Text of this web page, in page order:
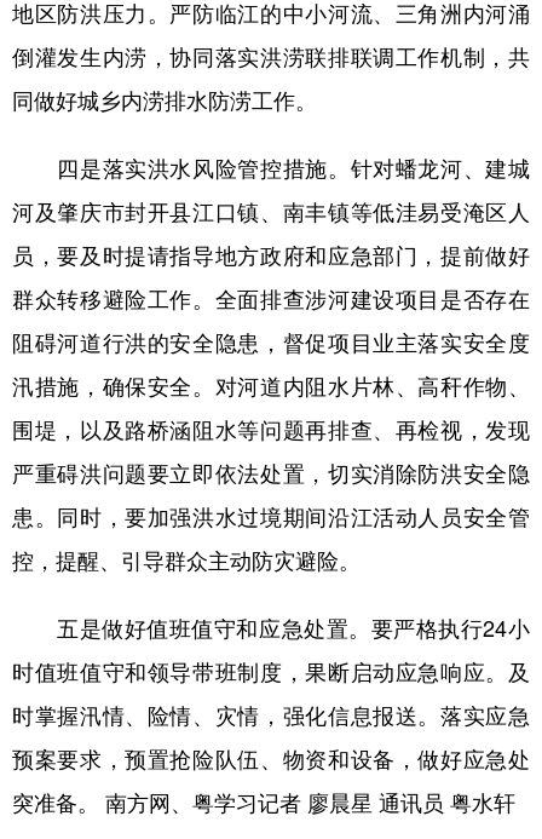
地区防洪压力。严防临江的中小河流、三角洲内河涌
倒灌发生内涝，协同落实洪涝联排联调工作机制，共
同做好城乡内涝排水防涝工作。
四是落实洪水风险管控措施。针对蟠龙河、建城
河及肇庆市封开县江口镇、南丰镇等低洼易受淹区人
员，要及时提请指导地方政府和应急部门，提前做好
群众转移避险工作。全面排查涉河建设项目是否存在
阻碍河道行洪的安全隐患，督促项目业主落实安全度
汛措施，确保安全。对河道内阻水片林、高秆作物、
围堤，以及路桥涵阻水等问题再排查、再检视，发现
严重碍洪问题要立即依法处置，切实消除防洪安全隐
患。同时，要加强洪水过境期间沿江活动人员安全管
控，提醒、引导群众主动防灾避险。
五是做好值班值守和应急处置。要严格执行24小
时值班值守和领导带班制度，果断启动应急响应。及
时掌握汛情、险情、灾情，强化信息报送。落实应急
预案要求，预置抢险队伍、物资和设备，做好应急处
突准备。 南方网、粤学习记者 廖晨星 通讯员 粤水轩